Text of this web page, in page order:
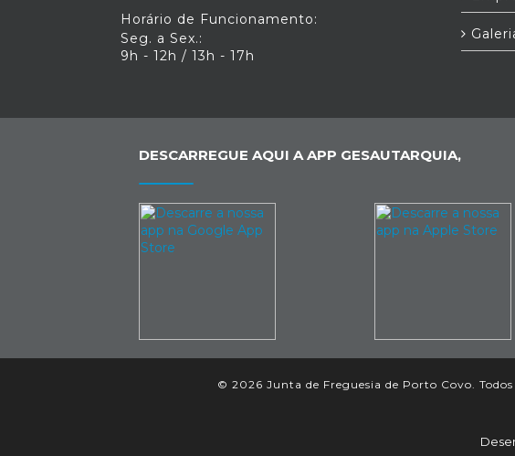
Horário de Funcionamento:
Seg. a Sex.:
9h - 12h / 13h - 17h
DESCARREGUE AQUI A APP GESAUTARQUIA,
© 2026 Junta de Freguesia de Porto Covo.